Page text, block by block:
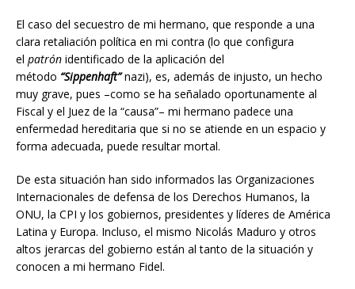
El caso del secuestro de mi hermano, que responde a una
clara retaliación política en mi contra (lo que configura
el patrón identificado de la aplicación del
método “Sippenhaft”nazi), es, además de injusto, un hecho
muy grave, pues –como se ha señalado oportunamente al
Fiscal y el Juez de la “causa”– mi hermano padece una
enfermedad hereditaria que si no se atiende en un espacio y
forma adecuada, puede resultar mortal.
De esta situación han sido informados las Organizaciones
Internacionales de defensa de los Derechos Humanos, la
ONU, la CPI y los gobiernos, presidentes y líderes de América
Latina y Europa. Incluso, el mismo Nicolás Maduro y otros
altos jerarcas del gobierno están al tanto de la situación y
conocen a mi hermano Fidel.